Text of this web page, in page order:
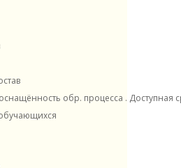
обр. процесса . Доступная